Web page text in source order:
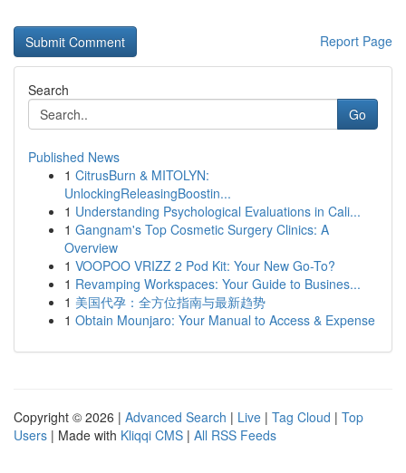
Report Page
Search
Go
Published News
1 CitrusBurn & MITOLYN:
UnlockingReleasingBoostin...
1 Understanding Psychological Evaluations in Cali...
1 Gangnam's Top Cosmetic Surgery Clinics: A
Overview
1 VOOPOO VRIZZ 2 Pod Kit: Your New Go-To?
1 Revamping Workspaces: Your Guide to Busines...
1 美国代孕：全方位指南与最新趋势
1 Obtain Mounjaro: Your Manual to Access & Expense
Copyright © 2026 | Advanced Search | Live | Tag Cloud | Top
Users | Made with Kliqqi CMS | All RSS Feeds